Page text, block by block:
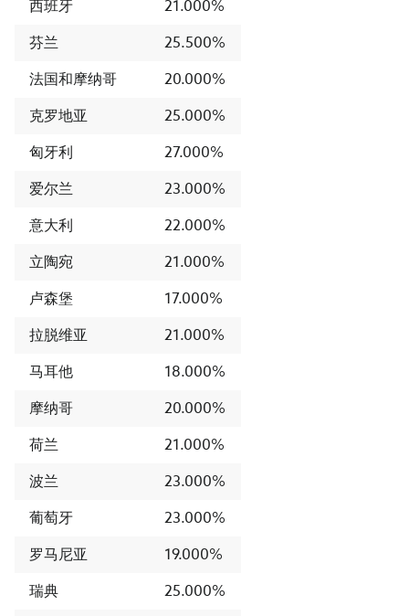
西班牙
21.000%
芬兰
25.500%
法国和摩纳哥
20.000%
克罗地亚
25.000%
匈牙利
27.000%
爱尔兰
23.000%
意大利
22.000%
立陶宛
21.000%
卢森堡
17.000%
拉脱维亚
21.000%
马耳他
18.000%
摩纳哥
20.000%
荷兰
21.000%
波兰
23.000%
葡萄牙
23.000%
罗马尼亚
19.000%
瑞典
25.000%